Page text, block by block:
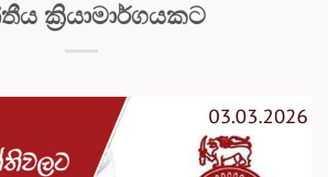
ක්‍රියාමාර්ගයකට